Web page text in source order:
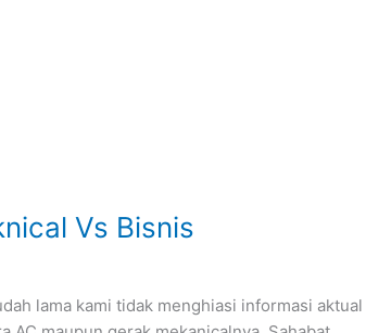
Vs Bisnis
lama kami tidak menghiasi informasi aktual